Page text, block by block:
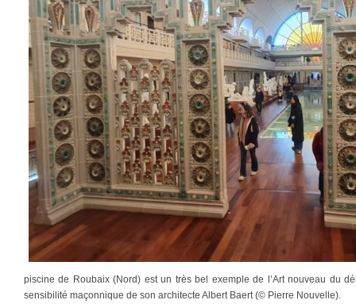
piscine de Roubaix (Nord) est un très bel exemple de l’Art nouveau du
sensibilité maçonnique de son architecte Albert Baert (© Pierre Nouvelle).